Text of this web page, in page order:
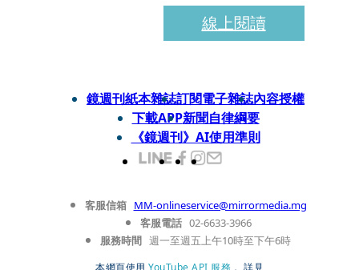
線上閱讀
鏡週刊紙本雜誌訂閱電子雜誌內容授權
下載APP新聞自律綱要
《鏡週刊》AI使用準則
客服信箱 MM-onlineservice@mirrormedia.mg
客服電話 02-6633-3966
服務時間 週一至週五上午10時至下午6時